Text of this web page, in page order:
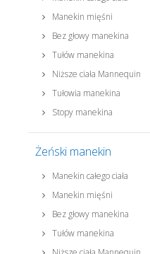
Manekin mięśni
Bez głowy manekina
Tułów manekina
Niższe ciała Mannequin
Tułowia manekina
Stopy manekina
Żeński manekin
Manekin całego ciała
Manekin mięśni
Bez głowy manekina
Tułów manekina